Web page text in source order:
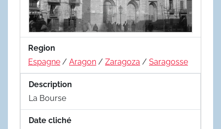
Region
Espagne / Aragon / Zaragoza / Saragosse
Description
La Bourse
Date cliché